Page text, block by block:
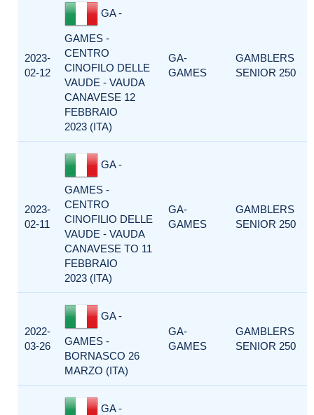
2023-
02-12
GA -
GAMES -
CENTRO
CINOFILO DELLE
VAUDE - VAUDA
CANAVESE 12
FEBBRAIO
2023 (ITA)
GA-
GAMES
GAMBLERS
SENIOR 250
2023-
02-11
GA -
GAMES -
CENTRO
CINOFILIO DELLE
VAUDE - VAUDA
CANAVESE TO 11
FEBBRAIO
2023 (ITA)
GA-
GAMES
GAMBLERS
SENIOR 250
2022-
03-26
GA -
GAMES -
BORNASCO 26
MARZO (ITA)
GA-
GAMES
GAMBLERS
SENIOR 250
GA -